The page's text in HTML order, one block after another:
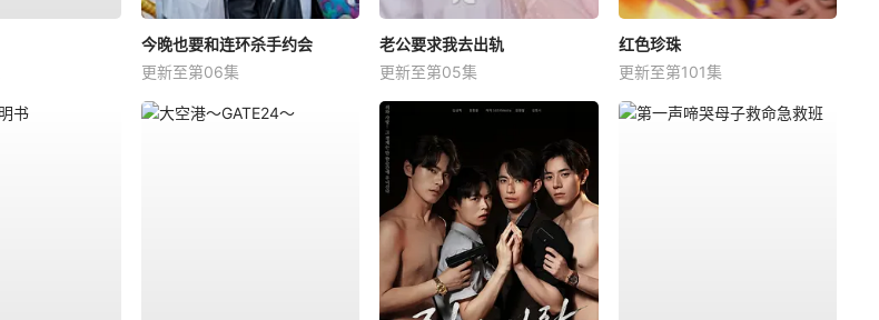
今晚也要和连环杀手约会
更新至第06集
老公要求我去出轨
更新至第05集
红色珍珠
更新至第101集